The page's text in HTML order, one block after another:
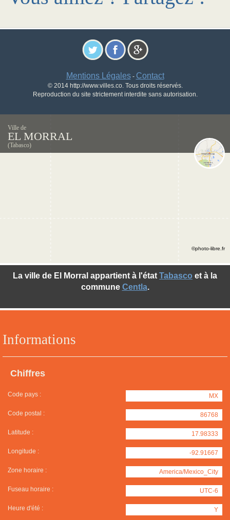
Mentions Légales- Contact
© 2014 http://www.villes.co. Tous droits réservés.
Reproduction du site strictement interdite sans autorisation.
Ville de
EL MORRAL
(Tabasco)
Informations
Chiffres
Code pays : MX
Code postal : 86768
Latitude : 17.98333
Longitude : -92.91667
Zone horaire : America/Mexico_City
Fuseau horaire : UTC-6
Heure d'été : Y
La ville de El Morral appartient à l'état Tabasco et à la
commune Centla.
©photo-libre.fr